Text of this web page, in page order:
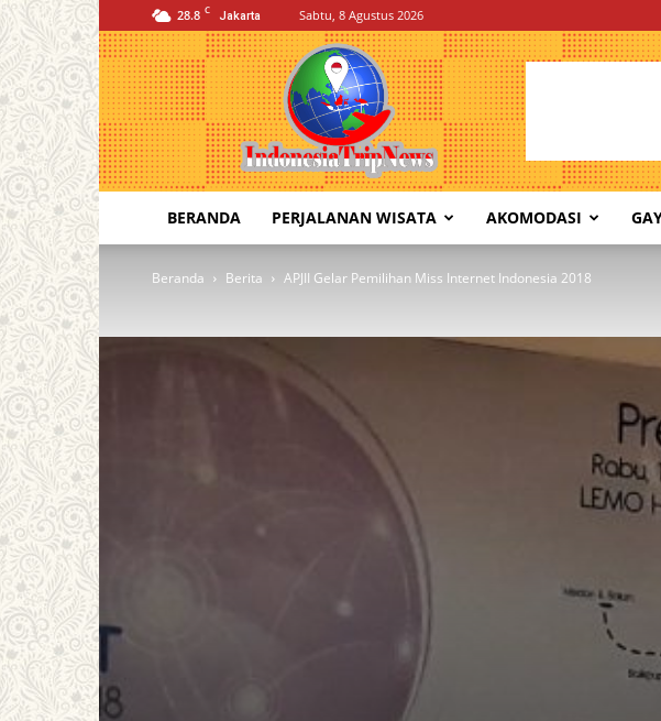
28.8 C Jakarta Sabtu, 8 Agustus 2026
Indonesia
Trip
News
BERANDA PERJALANAN WISATA AKOMODASI
Beranda Berita APJII Gelar Pemilihan Miss Internet Indonesia 2018